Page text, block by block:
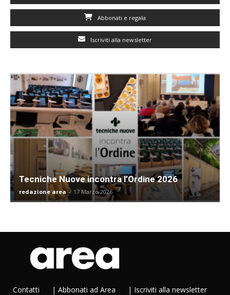
Abbonati e regala
Iscriviti alla newsletter
Tecniche Nuove incontra l’Ordine 2026
redazione area - 17 Marzo 2026
Contatti | Abbonati ad Area | Iscriviti alla newsletter